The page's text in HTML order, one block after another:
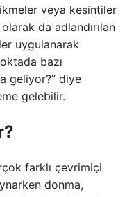
veya kesintiler
da adlandırılan
uygulanarak
bazı
geliyor?” diye
gelebilir.
farklı çevrimiçi
donma,